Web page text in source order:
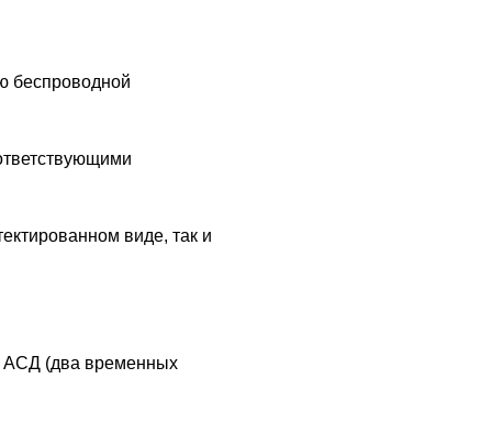
беспроводной
виде, так и
АСД (два временных